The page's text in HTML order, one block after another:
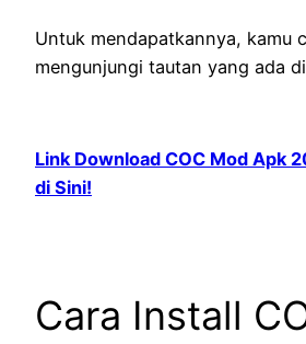
Untuk mendapatkannya, kamu
mengunjungi tautan yang ada
Link Download COC Mod Apk
di Sini!
Cara Install